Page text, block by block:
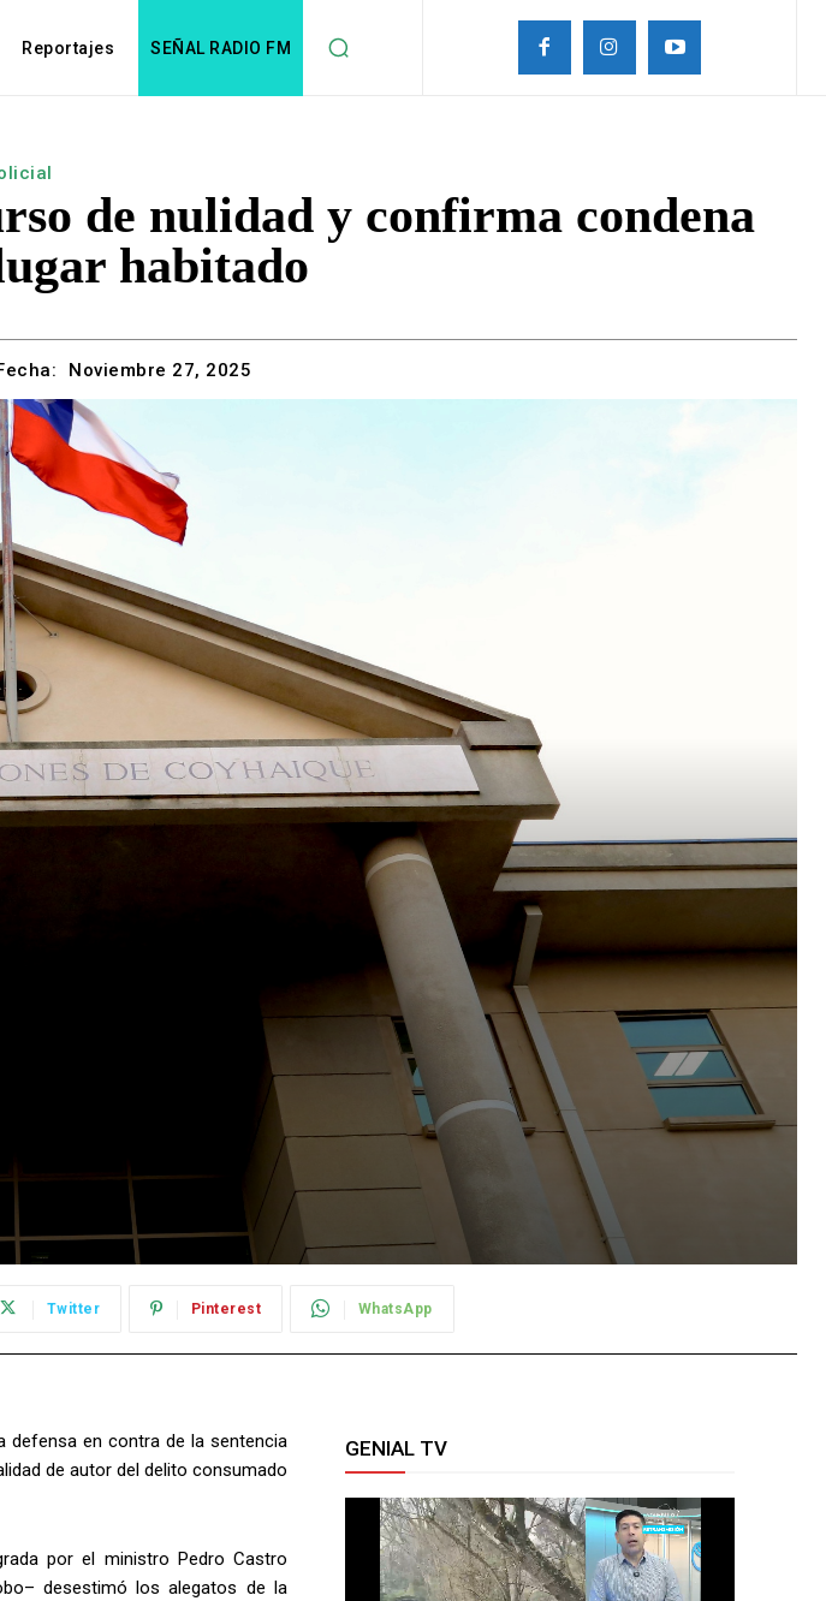
Reportajes SEÑAL RADIO FM
de nulidad y confirma condena
habitado
Noviembre 27, 2025
Twitter Pinterest WhatsApp
defensa en contra de la sentencia
de autor del delito consumado
por el ministro Pedro Castro
desestimó los alegatos de la
GENIAL TV